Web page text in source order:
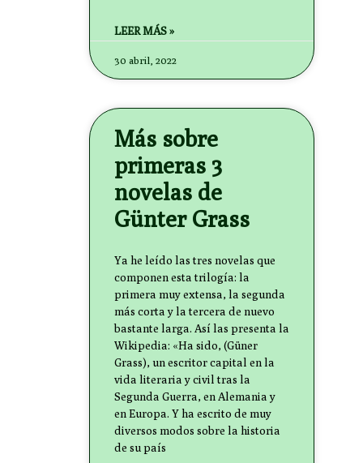
LEER MÁS »
30 abril, 2022
Más sobre
primeras 3
novelas de
Günter Grass
Ya he leído las tres novelas que
componen esta trilogía: la
primera muy extensa, la segunda
más corta y la tercera de nuevo
bastante larga. Así las presenta la
Wikipedia: «Ha sido, (Güner
Grass), un escritor capital en la
vida literaria y civil tras la
Segunda Guerra, en Alemania y
en Europa. Y ha escrito de muy
diversos modos sobre la historia
de su país